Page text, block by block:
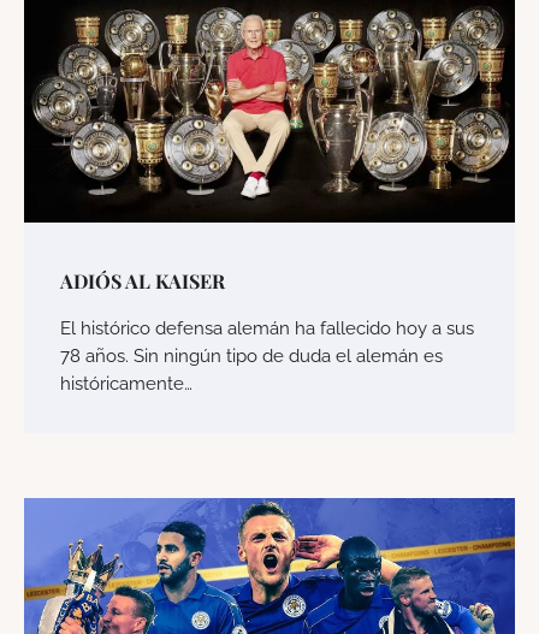
ADIÓS AL KAISER
El histórico defensa alemán ha fallecido hoy a sus
78 años. Sin ningún tipo de duda el alemán es
históricamente…